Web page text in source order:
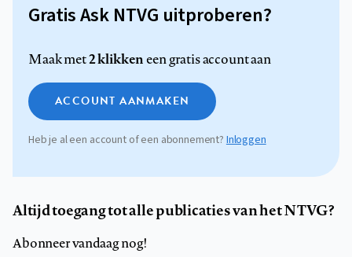
Gratis Ask NTVG uitproberen?
Maak met2 klikkeneen gratis account aan
ACCOUNT AANMAKEN
Heb je al een account of een abonnement?Inloggen
Altijd toegang tot alle publicaties van het NTVG?
Abonneer vandaag nog!